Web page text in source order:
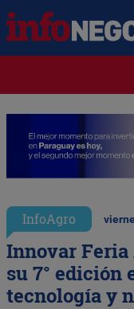
InfoAgro
Innovar
su 7° edición
tecnología y